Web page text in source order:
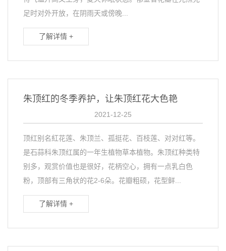
足时对外开放，在阴雨天或傍晚...
了解详情 +
朱顶红的冬季养护，让朱顶红花大色艳
2021-12-25
顶红别名紅花莲、朱顶兰、孤挺花、百枝莲、对对红等。
是石蒜科朱顶红属的一年生植物草本植物。朱顶红种类特
别多，观赏价值也是很好，花柄空心，拥有一点乳白色
粉，顶部有三角状的花2-6朵。花瓣粗硕，花型鲜...
了解详情 +